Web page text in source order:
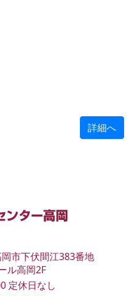
詳細へ
市下伏間江383番地
ル高岡2F
定休日なし